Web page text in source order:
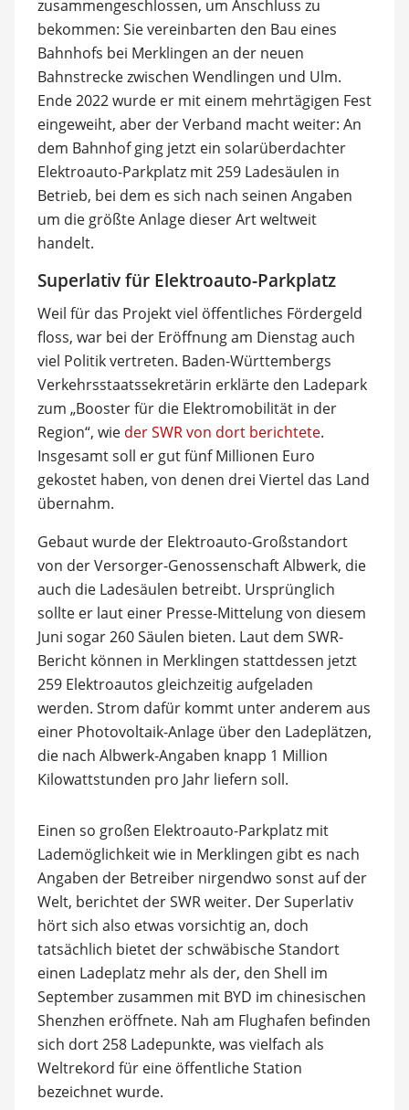
zusammengeschlossen, um Anschluss zu
bekommen: Sie vereinbarten den Bau eines
Bahnhofs bei Merklingen an der neuen
Bahnstrecke zwischen Wendlingen und Ulm.
Ende 2022 wurde er mit einem mehrtägigen Fest
eingeweiht, aber der Verband macht weiter: An
dem Bahnhof ging jetzt ein solarüberdachter
Elektroauto-Parkplatz mit 259 Ladesäulen in
Betrieb, bei dem es sich nach seinen Angaben
um die größte Anlage dieser Art weltweit
handelt.
Superlativ für Elektroauto-Parkplatz
Weil für das Projekt viel öffentliches Fördergeld
floss, war bei der Eröffnung am Dienstag auch
viel Politik vertreten. Baden-Württembergs
Verkehrsstaatssekretärin erklärte den Ladepark
zum „Booster für die Elektromobilität in der
Region“, wie der SWR von dort berichtete.
Insgesamt soll er gut fünf Millionen Euro
gekostet haben, von denen drei Viertel das Land
übernahm.
Gebaut wurde der Elektroauto-Großstandort
von der Versorger-Genossenschaft Albwerk, die
auch die Ladesäulen betreibt. Ursprünglich
sollte er laut einer Presse-Mittelung von diesem
Juni sogar 260 Säulen bieten. Laut dem SWR-
Bericht können in Merklingen stattdessen jetzt
259 Elektroautos gleichzeitig aufgeladen
werden. Strom dafür kommt unter anderem aus
einer Photovoltaik-Anlage über den Ladeplätzen,
die nach Albwerk-Angaben knapp 1 Million
Kilowattstunden pro Jahr liefern soll.
Einen so großen Elektroauto-Parkplatz mit
Lademöglichkeit wie in Merklingen gibt es nach
Angaben der Betreiber nirgendwo sonst auf der
Welt, berichtet der SWR weiter. Der Superlativ
hört sich also etwas vorsichtig an, doch
tatsächlich bietet der schwäbische Standort
einen Ladeplatz mehr als der, den Shell im
September zusammen mit BYD im chinesischen
Shenzhen eröffnete. Nah am Flughafen befinden
sich dort 258 Ladepunkte, was vielfach als
Weltrekord für eine öffentliche Station
bezeichnet wurde.